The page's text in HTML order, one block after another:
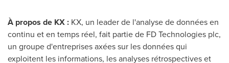
À propos de KX : KX, un leader de l'analyse de données en
continu et en temps réel, fait partie de FD Technologies plc,
un groupe d'entreprises axées sur les données qui
exploitent les informations, les analyses rétrospectives et